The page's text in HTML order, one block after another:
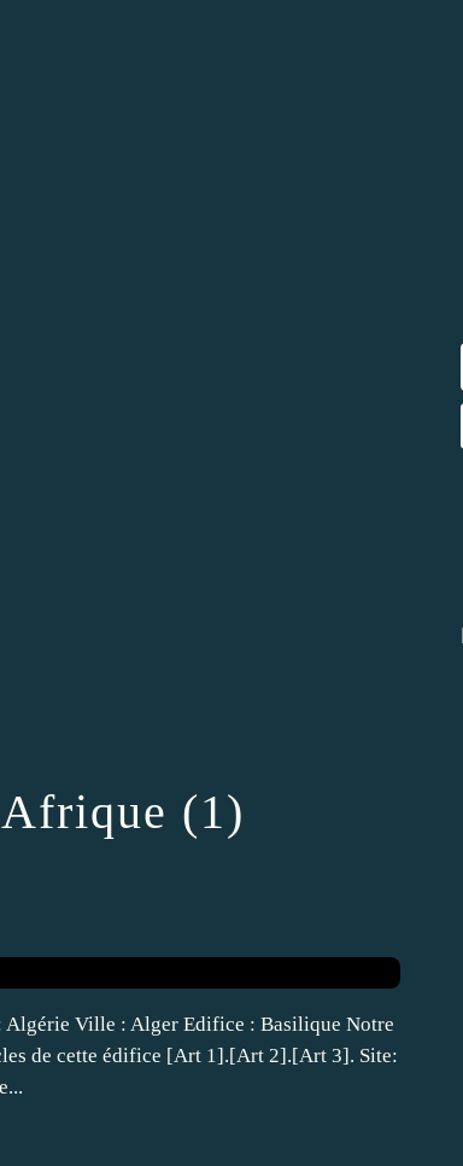
(1)
Algérie Ville : Alger Edifice : Basilique Notre
de cette édifice [Art 1].[Art 2].[Art 3]. Site: